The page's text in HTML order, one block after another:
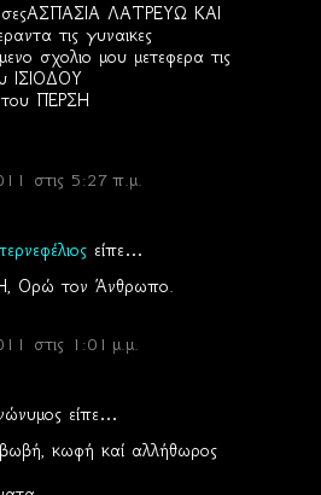
ΛΑΤΡΕΥΩ ΚΑΙ
τις γυναικες
σχολιο μου μετεφερα τις
ΙΣΙΟΔΟΥ
ΠΕΡΣΗ
στις 5:27 π.μ.
είπε…
Ορώ τον Άνθρωπο.
στις 1:01 μ.μ.
είπε…
κωφή καί αλλήθωρος